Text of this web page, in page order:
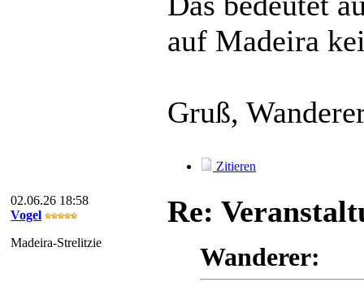
auf Madeira
Gruß,
Zitieren
02.06.26 18:58
Vogel
Madeira-Strelitzie
Re:
Wanderer: